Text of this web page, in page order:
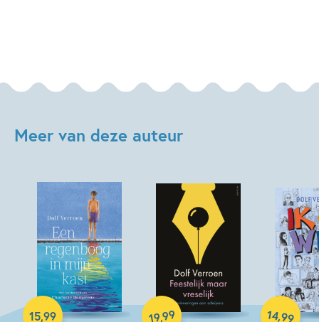
Meer van deze auteur
15,99
Hardcover
19,99
Paperback
14,99
Hardcover